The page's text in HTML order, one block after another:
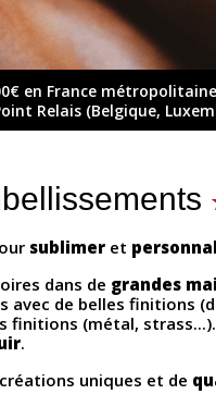
en France
Relais (Belgique,
sublimer et
dans de grandes
de belles finitions
(métal, strass...).
.
uniques et de